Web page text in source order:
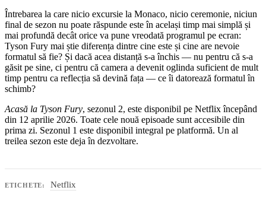
Întrebarea la care nicio excursie la Monaco, nicio ceremonie, niciun
final de sezon nu poate răspunde este în același timp mai simplă și
mai profundă decât orice va pune vreodată programul pe ecran:
Tyson Fury mai știe diferența dintre cine este și cine are nevoie
formatul să fie? Și dacă acea distanță s-a închis — nu pentru că s-a
găsit pe sine, ci pentru că camera a devenit oglinda suficient de mult
timp pentru ca reflecția să devină fața — ce îi datorează formatul în
schimb?
Acasă la Tyson Fury, sezonul 2, este disponibil pe Netflix începând
din 12 aprilie 2026. Toate cele nouă episoade sunt accesibile din
prima zi. Sezonul 1 este disponibil integral pe platformă. Un al
treilea sezon este deja în dezvoltare.
ETICHETE: Netflix